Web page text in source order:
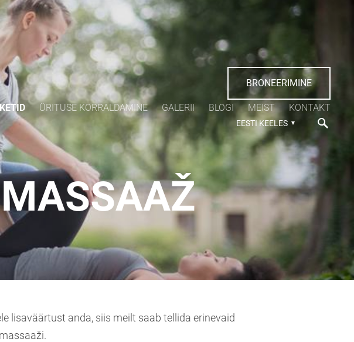
BRONEERIMINE
ÜRITUSE KORRALDAMINE GALERII BLOGI MEIST KONTAKT
EESTI KEELES
lisaväärtust anda, siis meilt saab tellida erinevaid